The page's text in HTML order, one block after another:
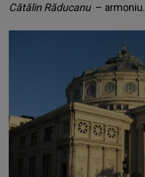
Cătălin Răducanu – armoniu.